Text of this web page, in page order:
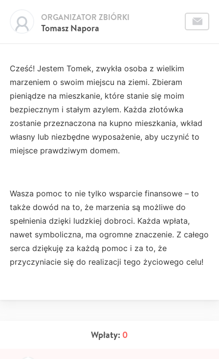
Tomasz Napora
ORGANIZATOR ZBIÓRKI
Cześć! Jestem Tomek, zwykła osoba z wielkim
marzeniem o swoim miejscu na ziemi. Zbieram
pieniądze na mieszkanie, które stanie się moim
bezpiecznym i stałym azylem. Każda złotówka
zostanie przeznaczona na kupno mieszkania, wkład
własny lub niezbędne wyposażenie, aby uczynić to
miejsce prawdziwym domem.
Wasza pomoc to nie tylko wsparcie finansowe – to
także dowód na to, że marzenia są możliwe do
spełnienia dzięki ludzkiej dobroci. Każda wpłata,
nawet symboliczna, ma ogromne znaczenie. Z całego
serca dziękuję za każdą pomoc i za to, że
przyczyniacie się do realizacji tego życiowego celu!
Wpłaty: 0